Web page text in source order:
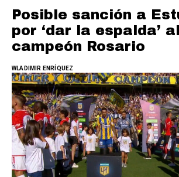
Posible sanción a
por ‘dar la espalda’ al
campeón Rosario
WLADIMIR ENRÍQUEZ